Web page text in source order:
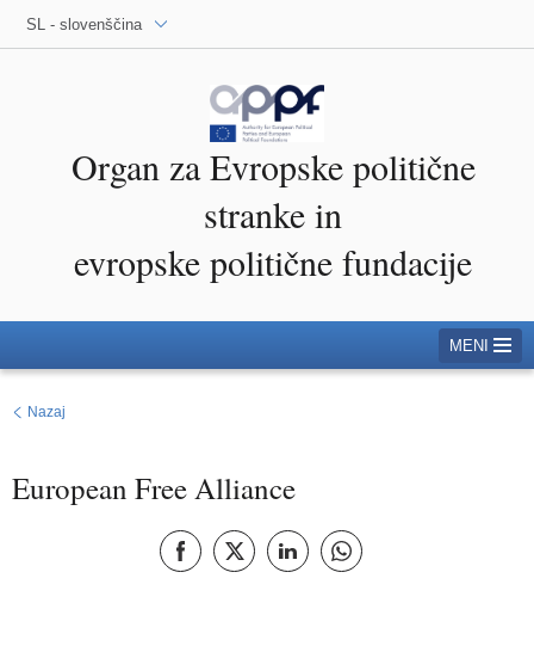
SL - slovenščina
Organ za Evropske politične
stranke in
evropske politične fundacije
MENI
Nazaj
European Free Alliance
Objavi na Facebook
Objavi na XDeli na LinkedInDeli na Whatsapp